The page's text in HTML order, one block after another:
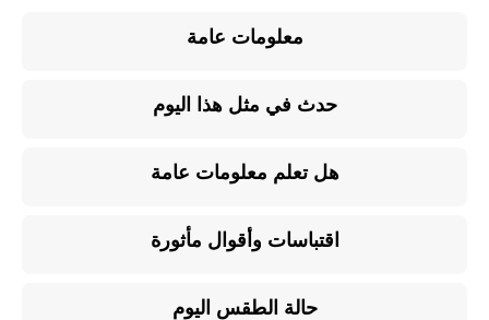
معلومات عامة
حدث في مثل هذا اليوم
هل تعلم معلومات عامة
اقتباسات وأقوال مأثورة
حالة الطقس اليوم